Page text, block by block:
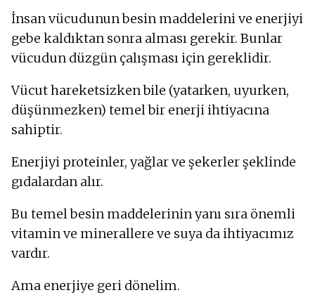
İnsan vücudunun besin maddelerini ve enerjiyi
gebe kaldıktan sonra alması gerekir. Bunlar
vücudun düzgün çalışması için gereklidir.
Vücut hareketsizken bile (yatarken, uyurken,
düşünmezken) temel bir enerji ihtiyacına
sahiptir.
Enerjiyi proteinler, yağlar ve şekerler şeklinde
gıdalardan alır.
Bu temel besin maddelerinin yanı sıra önemli
vitamin ve minerallere ve suya da ihtiyacımız
vardır.
Ama enerjiye geri dönelim.